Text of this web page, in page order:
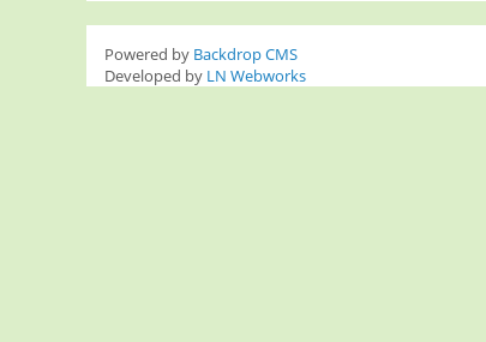
Powered by Backdrop CMS
Developed by LN Webworks